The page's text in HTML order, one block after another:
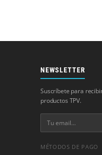
NEWSLETTER
Suscríbete para
productos TPV.
MÉTODOS DE PAGO